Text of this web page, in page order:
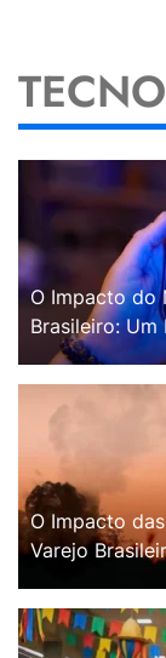
O Impacto do
Brasileiro:
O Impacto
Varejo